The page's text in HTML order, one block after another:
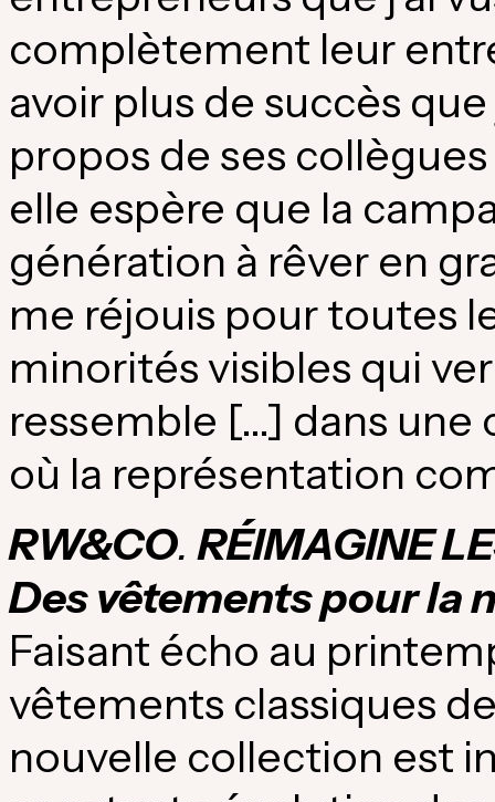
complètement leur
avoir plus de succès
propos de ses
elle espère que la
génération à rêver en
me réjouis pour toutes
minorités visibles qui
ressemble […] dans
où la représentation
RW&CO.RÉIMAGINE
Des vêtements pour la
Faisant écho au
vêtements classiques
nouvelle collection est